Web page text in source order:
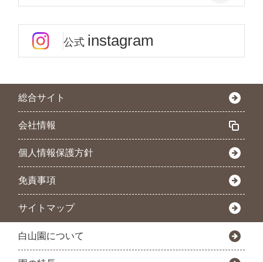
公式 instagram
総合サイト
会社情報
個人情報保護方針
免責事項
サイトマップ
白山園について